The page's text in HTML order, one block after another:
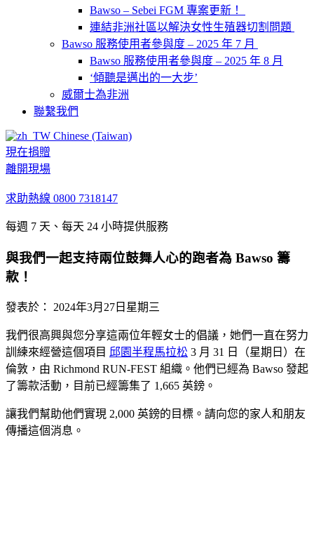
Bawso – Sebei FGM 專案更新！
連結非洲社區以解決女性生殖器切割問題
Bawso 服務使用者參與度 – 2025 年 7 月
Bawso 服務使用者參與度 – 2025 年 8 月
‘傾聽是邁出的一大步’
威爾士為非洲
聯繫我們
Chinese (Taiwan)
現在捐贈
離開現場
求助熱線 0800 7318147
每週 7 天、每天 24 小時提供服務
與我們一起支持兩位鼓舞人心的跑者為 Bawso 籌
款！
發表於： 2024年3月27日星期三
我們很高興與您分享這兩位年輕女士的倡議，她們一直在努力
訓練來經營這個項目 邱園半程馬拉松 3 月 31 日（星期日）在
倫敦，由 Richmond RUN-FEST 組織。他們已經為 Bawso 發起
了籌款活動，目前已經籌集了 1,665 英鎊。
讓我們幫助他們實現 2,000 英鎊的目標。請向您的家人和朋友
傳播這個消息。